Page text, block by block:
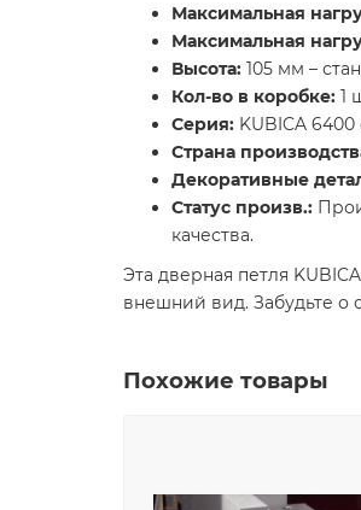
Максимальная
Максимальная
Высота: 105 мм –
Кол-во в коробке: 1
Серия: KUBICA
Страна
Декоративные
Статус произв.:
качества.
Эта дверная петля
внешний вид. Забудьте о
Похожие товары